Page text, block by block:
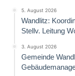
5. August 2026
Wandlitz:
Stellv. Leitung
3. August 2026
Gemeinde